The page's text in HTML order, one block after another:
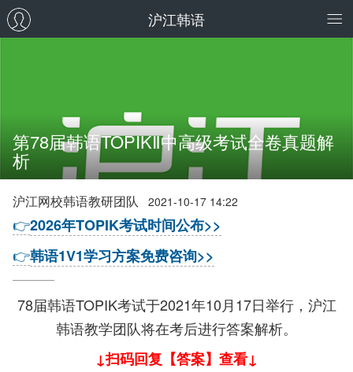
沪江韩语
第78届韩语TOPIKⅡ中高级考试全卷真题解
析
沪江网校韩语教研团队 2021-10-17 14:22
👉2026年TOPIK考试时间公布>>
👉韩语1V1学习方案免费咨询>>
78届韩语TOPIK考试于2021年10月17日举行，沪江
韩语教学团队将在考后进行答案解析。
↓扫码回复【答案】查看↓